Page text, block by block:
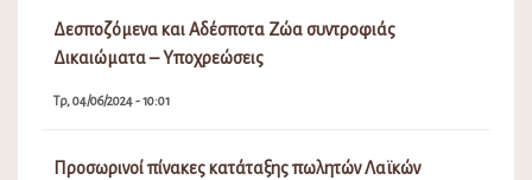
Δεσποζόμενα και Αδέσποτα Ζώα συντροφιάς
Δικαιώματα – Υποχρεώσεις
Τρ, 04/06/2024 - 10:01
Προσωρινοί πίνακες κατάταξης πωλητών Λαϊκών